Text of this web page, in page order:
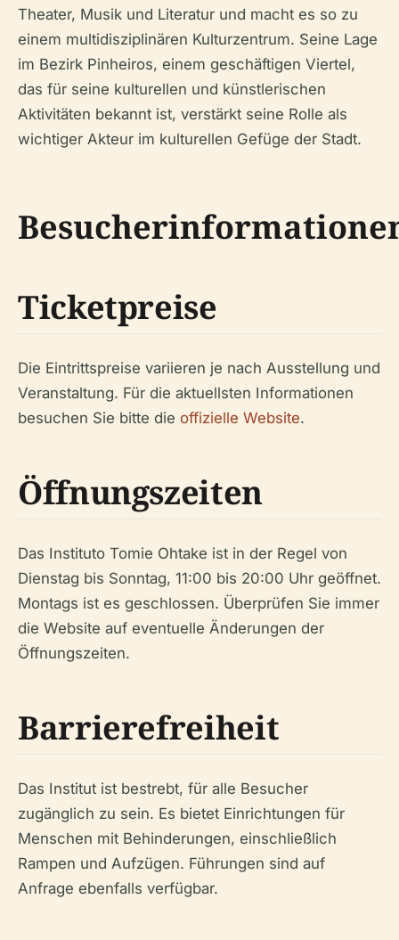
Theater, Musik und Literatur und macht es so zu
einem multidisziplinären Kulturzentrum. Seine Lage
im Bezirk Pinheiros, einem geschäftigen Viertel,
das für seine kulturellen und künstlerischen
Aktivitäten bekannt ist, verstärkt seine Rolle als
wichtiger Akteur im kulturellen Gefüge der Stadt.
Ticketpreise
Die Eintrittspreise variieren je nach Ausstellung und
Veranstaltung. Für die aktuellsten Informationen
besuchen Sie bitte die offizielle Website.
Öffnungszeiten
Das Instituto Tomie Ohtake ist in der Regel von
Dienstag bis Sonntag, 11:00 bis 20:00 Uhr geöffnet.
Montags ist es geschlossen. Überprüfen Sie immer
die Website auf eventuelle Änderungen der
Öffnungszeiten.
Barrierefreiheit
Das Institut ist bestrebt, für alle Besucher
zugänglich zu sein. Es bietet Einrichtungen für
Menschen mit Behinderungen, einschließlich
Rampen und Aufzügen. Führungen sind auf
Anfrage ebenfalls verfügbar.